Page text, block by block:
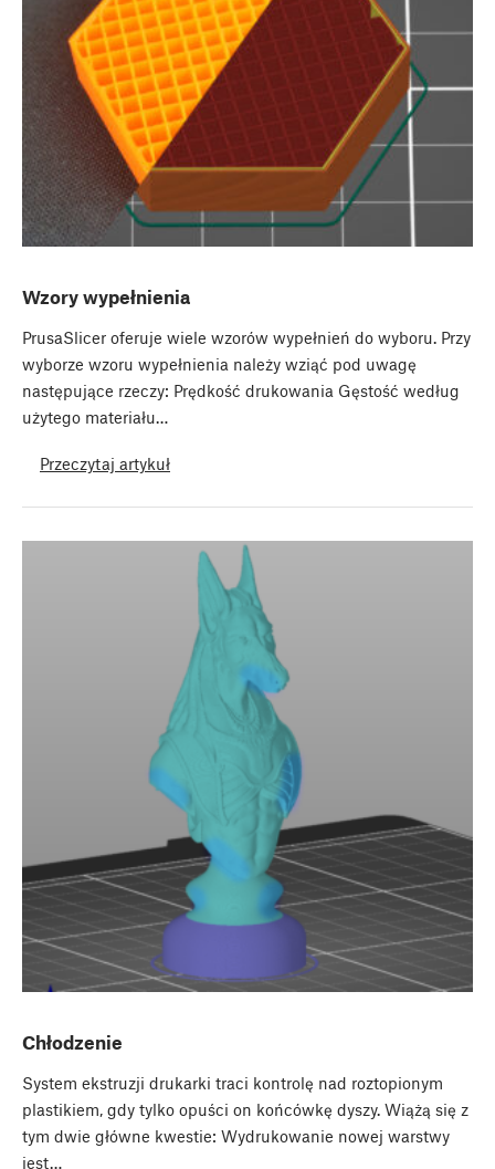
Wzory wypełnienia
PrusaSlicer oferuje wiele wzorów wypełnień do wyboru. Przy
wyborze wzoru wypełnienia należy wziąć pod uwagę
następujące rzeczy: Prędkość drukowania Gęstość według
użytego materiału…
Przeczytaj artykuł
Chłodzenie
System ekstruzji drukarki traci kontrolę nad roztopionym
plastikiem, gdy tylko opuści on końcówkę dyszy. Wiążą się z
tym dwie główne kwestie: Wydrukowanie nowej warstwy
jest…